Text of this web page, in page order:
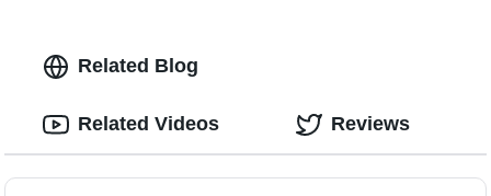
Related Blog
Related Videos Reviews